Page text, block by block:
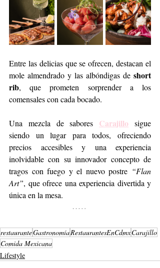
Entre las delicias que se ofrecen, destacan el
mole almendrado y las albóndigas de short
rib, que prometen sorprender a los
comensales con cada bocado.
Una mezcla de sabores Carajillo sigue
siendo un lugar para todos, ofreciendo
precios accesibles y una experiencia
inolvidable con su innovador concepto de
tragos con fuego y el nuevo postre “Flan
Art”, que ofrece una experiencia divertida y
única en la mesa.
restauranteGastronomíaRestaurantesEnCdmxCarajillo
Comida Mexicana
Lifestyle